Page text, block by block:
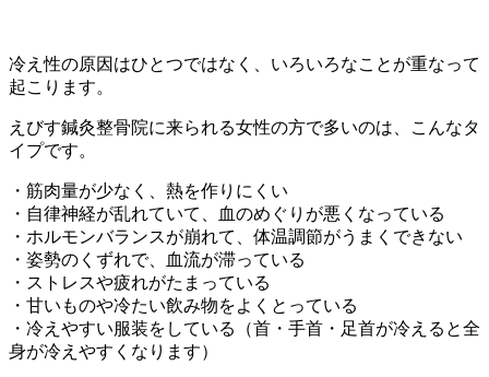
冷え性の原因はひとつではなく、いろいろなことが重なって
起こります。
えびす鍼灸整骨院に来られる女性の方で多いのは、こんなタ
イプです。
・筋肉量が少なく、熱を作りにくい
・自律神経が乱れていて、血のめぐりが悪くなっている
・ホルモンバランスが崩れて、体温調節がうまくできない
・姿勢のくずれで、血流が滞っている
・ストレスや疲れがたまっている
・甘いものや冷たい飲み物をよくとっている
・冷えやすい服装をしている（首・手首・足首が冷えると全
身が冷えやすくなります）